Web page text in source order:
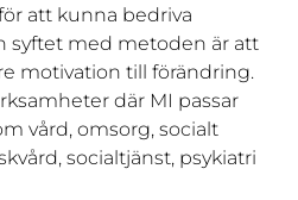
att kunna bedriva
syftet med metoden är att
motivation till förändring.
där MI passar
vård, omsorg, socialt
socialtjänst, psykiatri